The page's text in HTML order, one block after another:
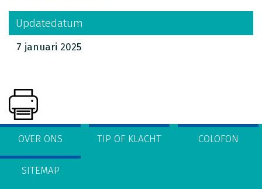
Updatedatum
7 januari 2025
OVER ONS TIP OF KLACHT COLOFON
SITEMAP